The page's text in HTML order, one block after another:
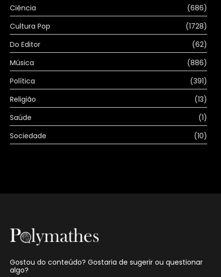
Ciência
(686)
Cultura Pop
(1728)
Do Editor
(62)
Música
(886)
Política
(391)
Religião
(13)
Saúde
(1)
Sociedade
(10)
Gostou do conteúdo? Gostaria de sugerir ou questionar
algo?